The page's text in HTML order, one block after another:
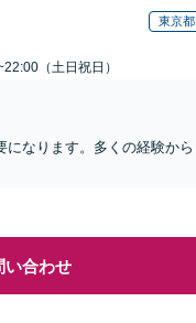
東京都
（土日祝日）
なります。多くの経験から
い合わせ